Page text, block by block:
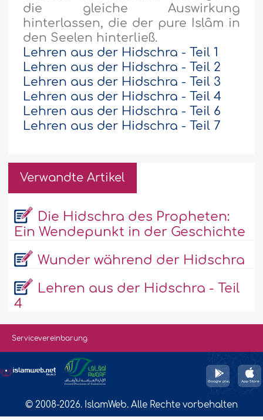
die gleiche Auswirkung
hinterlassen, die der pure Islâm in
den Seelen hinterließ.
Lehren aus der Hidschra - Teil 1
Lehren aus der Hidschra - Teil 2
Lehren aus der Hidschra - Teil 3
Lehren aus der Hidschra - Teil 4
Lehren aus der Hidschra - Teil 6
Lehren aus der Hidschra - Teil 7
Verwandte Artikel
Die Hidschra des Propheten:
Ein Wendepunkt in der Geschichte
Wunder während der Hidschra
Lehren aus der Hidschra - Teil
4
Servicevereinbarung
© 2008-2026. IslamWeb. Alle Rechte vorbehalten